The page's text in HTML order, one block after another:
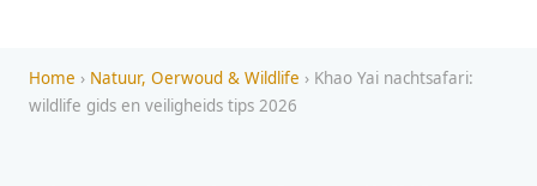
Home › Natuur, Oerwoud & Wildlife › Khao Yai nachtsafari:
wildlife gids en veiligheids tips 2026